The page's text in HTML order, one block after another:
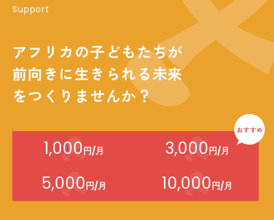
Support
アフリカの子どもたちが
前向きに生きられる未来
をつくりませんか？
1,000円/月 3,000円/月
5,000円/月 10,000円/月